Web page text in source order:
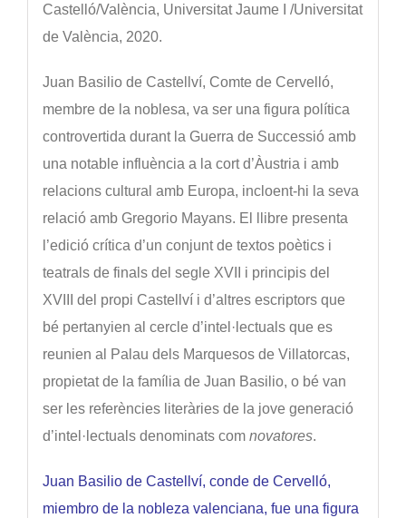
Castelló/València, Universitat Jaume I /Universitat
de València, 2020.
Juan Basilio de Castellví, Comte de Cervelló,
membre de la noblesa, va ser una figura política
controvertida durant la Guerra de Successió amb
una notable influència a la cort d’Àustria i amb
relacions cultural amb Europa, incloent-hi la seva
relació amb Gregorio Mayans. El llibre presenta
l’edició crítica d’un conjunt de textos poètics i
teatrals de finals del segle XVII i principis del
XVIII del propi Castellví i d’altres escriptors que
bé pertanyien al cercle d’intel·lectuals que es
reunien al Palau dels Marquesos de Villatorcas,
propietat de la família de Juan Basilio, o bé van
ser les referències literàries de la jove generació
d’intel·lectuals denominats com novatores.
Juan Basilio de Castellví, conde de Cervelló,
miembro de la nobleza valenciana, fue una figura